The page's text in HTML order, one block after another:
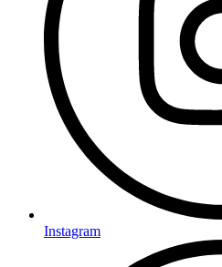
Instagram